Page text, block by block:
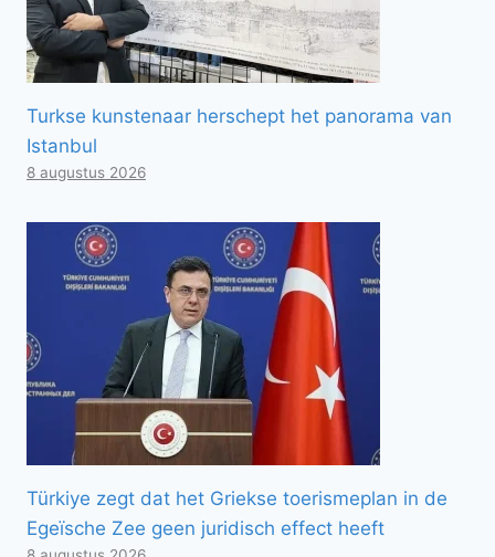
Turkse kunstenaar herschept het panorama van
Istanbul
8 augustus 2026
Türkiye zegt dat het Griekse toerismeplan in de
Egeïsche Zee geen juridisch effect heeft